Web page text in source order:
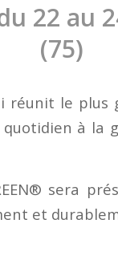
22 au
(75)
réunit le plus
à la
sera
et